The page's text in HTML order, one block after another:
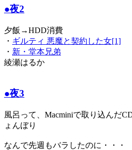
●夜2
夕飯→HDD消費
・ ギルティ 悪魔と契約した女[1]
・ 新・堂本兄弟
綾瀬はるか
●夜3
風呂って、Macminiで取り込んだ
ょんぼり
なんで先週もバラしたのに・・・